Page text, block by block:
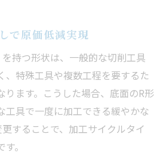
で原価低減実現
持つ形状は、一般的な切削工具
、特殊工具や複数工程を要するた
ります。こうした場合、底面のR形
工具で一度に加工できる緩やかな
することで、加工サイクルタイ
。